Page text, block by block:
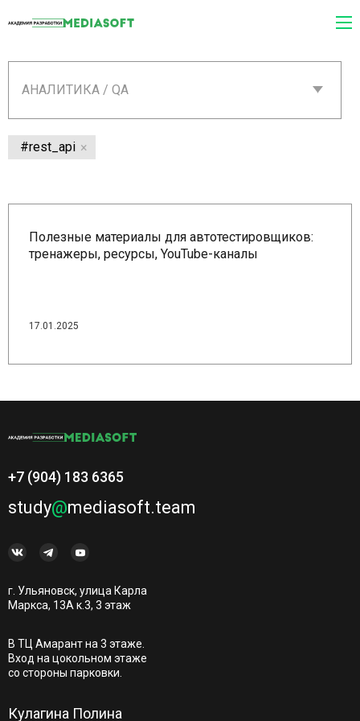
АНАЛИТИКА / QA
#rest_api
Полезные материалы для автотестировщиков:
тренажеры, ресурсы, YouTube-каналы
17.01.2025
+7 (904) 183 6365
study@mediasoft.team
г. Ульяновск, улица Карла
Маркса, 13А к.3, 3 этаж
В ТЦ Амарант на 3 этаже.
Вход на цокольном этаже
со стороны парковки.
Кулагина Полина